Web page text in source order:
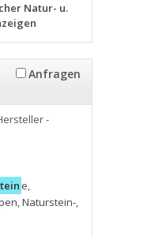
Natur- u.
Anfragen
-
e,
,Naturstein-,